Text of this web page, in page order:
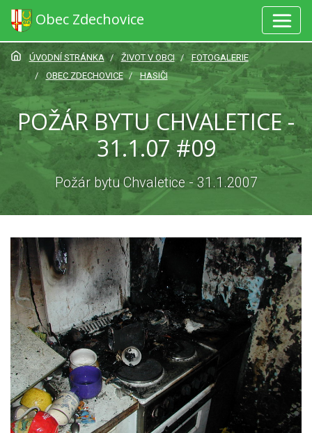
Obec Zdechovice
ÚVODNÍ STRÁNKA ŽIVOT V OBCI
FOTOGALERIE
OBEC ZDECHOVICE
HASIČI
POŽÁR BYTU CHVALETICE -
31.1.07 #09
Požár bytu Chvaletice - 31.1.2007